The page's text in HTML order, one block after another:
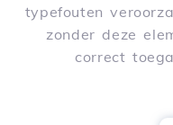
typefouten
zonder deze
correct